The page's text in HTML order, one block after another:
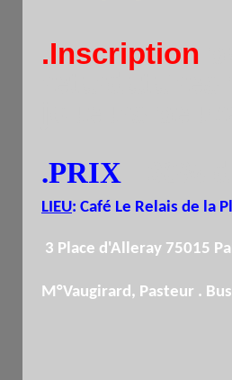
.Inscription
.PRIX
LIEU: Café Le Relais de la
3 Place d'Alleray 75015
M°Vaugirard, Pasteur .